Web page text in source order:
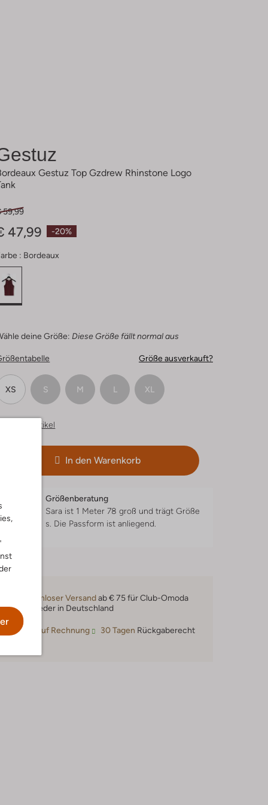
Gestuz Top Gzdrew Rhinstone Logo
-20%
59,99
47,99
: Bordeaux
deine Größe: Diese Größe fällt normal aus
Größe ausverkauft?
XS S M L XL
Artikel
In den Warenkorb
Größenberatung
Sara ist 1 Meter 78 groß und trägt Größe
s. Die Passform istanliegend.
Kostenloser Versandab € 75 für Club-Omoda
Mitglieder in Deutschland
Kauf auf Rechnung 30 Tagen Rückgaberecht